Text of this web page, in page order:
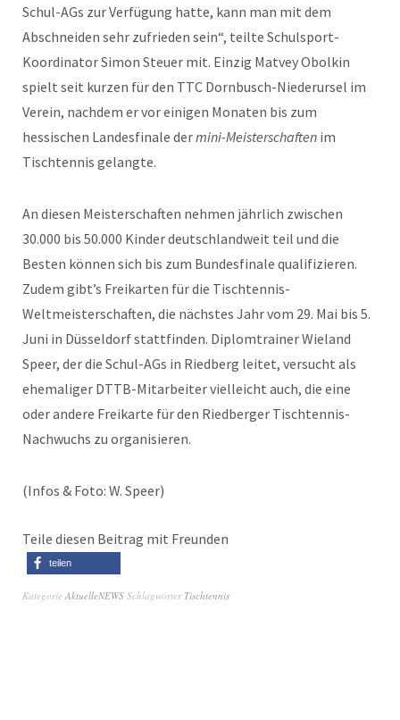
Schul-AGs zur Verfügung hatte, kann man mit dem
Abschneiden sehr zufrieden sein“, teilte Schulsport-
Koordinator Simon Steuer mit. Einzig Matvey Obolkin
spielt seit kurzen für den TTC Dornbusch-Niederursel im
Verein, nachdem er vor einigen Monaten bis zum
hessischen Landesfinale dermini-Meisterschaften im
Tischtennis gelangte.
An diesen Meisterschaften nehmen jährlich zwischen
30.000 bis 50.000 Kinder deutschlandweit teil und die
Besten können sich bis zum Bundesfinale qualifizieren.
Zudem gibt’s Freikarten für die Tischtennis-
Weltmeisterschaften, die nächstes Jahr vom 29. Mai bis 5.
Juni in Düsseldorf stattfinden. Diplomtrainer Wieland
Speer, der die Schul-AGs in Riedberg leitet, versucht als
ehemaliger DTTB-Mitarbeiter vielleicht auch, die eine
oder andere Freikarte für den Riedberger Tischtennis-
Nachwuchs zu organisieren.
(Infos & Foto: W. Speer)
Teile diesen Beitrag mit Freunden
teilen
Kategorie AktuelleNEWS Schlagwörter Tischtennis